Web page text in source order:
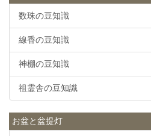
数珠の豆知識
線香の豆知識
神棚の豆知識
祖霊舎の豆知識
お盆と盆提灯